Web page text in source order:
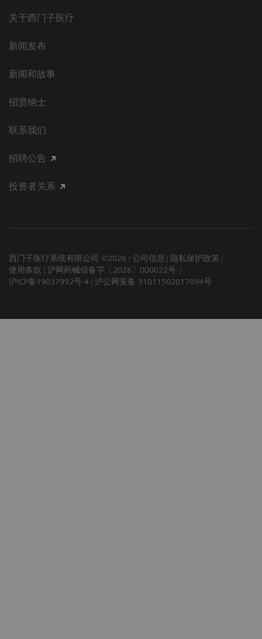
关于西门子医疗
新闻发布
新闻和故事
招贤纳士
联系我们
招聘公告
投资者关系
西门子医疗系统有限公司 ©2026 公司信息
隐私保护政策
使用条款
沪网药械信备字〔2026〕000022号
沪ICP备19037992号-4
沪公网安备 31011502017894号